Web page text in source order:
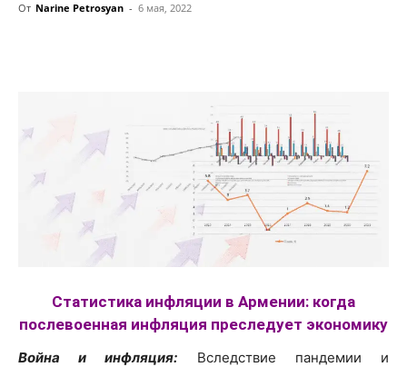
От Narine Petrosyan - 6 мая, 2022
Статистика инфляции в Армении: когда
послевоенная инфляция преследует экономику
Война и инфляция: Вследствие пандемии и